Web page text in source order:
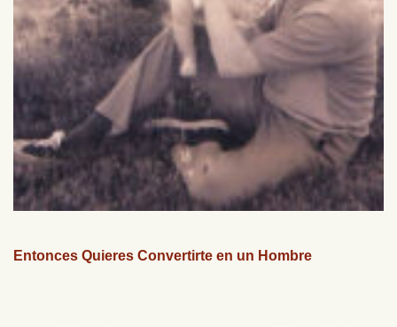
Entonces Quieres Convertirte en un Hombre